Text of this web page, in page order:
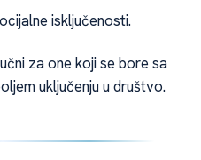
isključenosti.
za one koji se bore sa
uključenju u društvo.